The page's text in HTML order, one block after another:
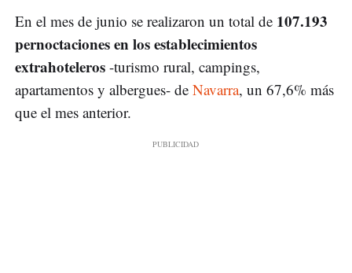
En el mes de junio se realizaron un total de 107.193
pernoctaciones en los establecimientos
extrahoteleros -turismo rural, campings,
apartamentos y albergues- de Navarra, un 67,6% más
que el mes anterior.